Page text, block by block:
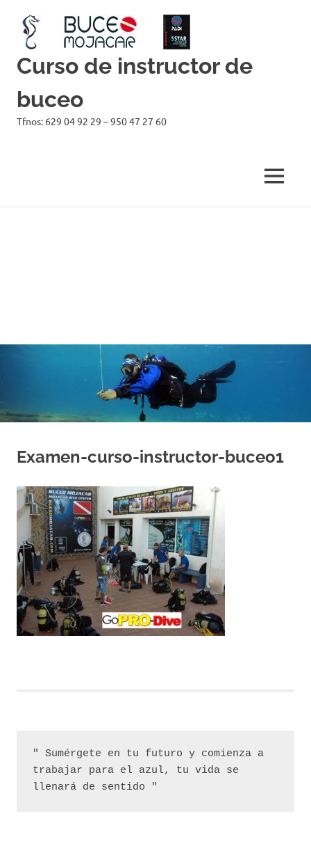
Curso de instructor de
buceo
Tfnos: 629 04 92 29 – 950 47 27 60
MENÚ
Examen-curso-instructor-buceo1
" Sumérgete en tu futuro y comienza a
trabajar para el azul, tu vida se
llenará de sentido "